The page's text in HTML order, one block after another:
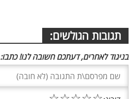
תגובות הגולשים:
בניגוד לאחרים, דעתכם חשובה לנו! כתבו: